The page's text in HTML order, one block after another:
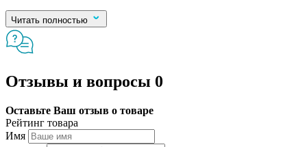
Читать полностью
Отзывы и вопросы 0
Оставьте Ваш отзыв о товаре
Рейтинг товара
Имя